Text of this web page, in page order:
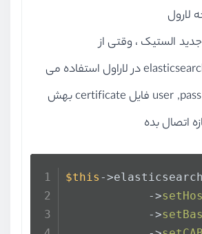
لارول
الستیک ، وقتی از
elasticsearch/elasticsearch در لاراول استفاده می
کنی باید علاوه بر user ,pass فایل certificate بهش
اتصال بده
$this -
            ->
            ->